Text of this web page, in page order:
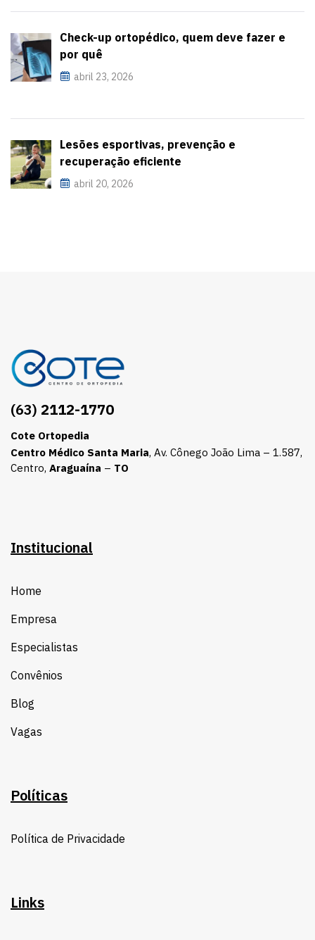
Check-up ortopédico, quem deve fazer e
por quê
abril 23, 2026
Lesões esportivas, prevenção e
recuperação eficiente
abril 20, 2026
(63) 2112-1770
Cote Ortopedia
Centro Médico Santa Maria, Av. Cônego João Lima – 1.587,
Centro, Araguaína – TO
Institucional
Home
Empresa
Especialistas
Convênios
Blog
Vagas
Políticas
Política de Privacidade
Links